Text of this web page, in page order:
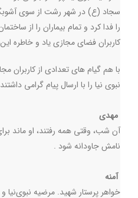
سجاد (ع) در شهر رشت از سوی
را فدا کرد و تمام بیماران را از
کاربران فضای مجازی یاد و خاطره
با هم گیام های تعدادی از کاربران
نبوی نیا را با ارسال پیام گرامی
مهدی
آن شب، وقتی همه رفتند، او ماند
نامش جاودانه شود .
آمنه
خواهر پرستار شهید. مرضیه